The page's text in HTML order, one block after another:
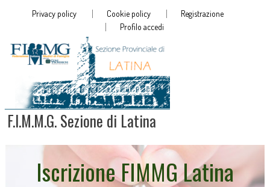
Privacy policy Cookie policy
Registrazione
Profilo accedi
F.I.M.M.G. Sezione di Latina
Iscrizione FIMMG Latina